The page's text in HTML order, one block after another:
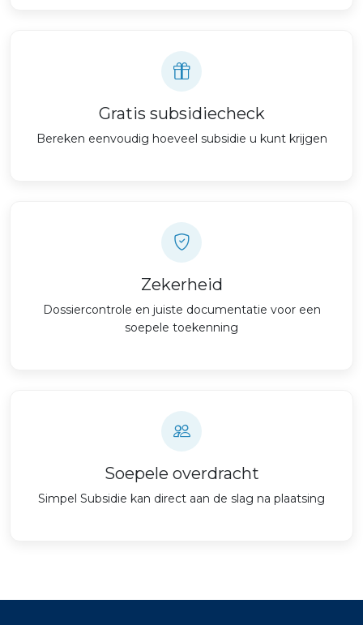
Gratis subsidiecheck
Bereken eenvoudig hoeveel subsidie u kunt krijgen
Zekerheid
Dossiercontrole en juiste documentatie voor een
soepele toekenning
Soepele overdracht
Simpel Subsidie kan direct aan de slag na plaatsing